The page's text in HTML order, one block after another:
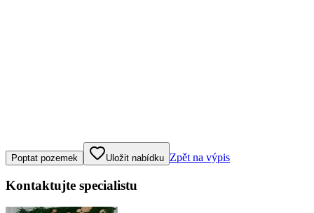
Klepněte nebo klikněte pro ovládání mapy
Poptat pozemek Uložit nabídku Zpět na výpis
Kontaktujte specialistu